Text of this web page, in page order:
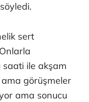
sert
saati ile akşam
görüşmeler
ama sonucu